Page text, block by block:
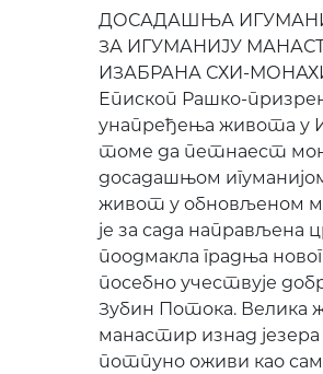
ДОСАДАШЊА
ЗА ИГУМАНИЈУ
ИЗАБРАНА СХИ-
Епископ Рашко-
унапређења живота у
томе да петнаест
досадашњом
живот у обновљеном
је за сада направљена
поодмакла градња
посебно учествује
Зубин Потока. Велика
манастир изнад
потпуно оживи као